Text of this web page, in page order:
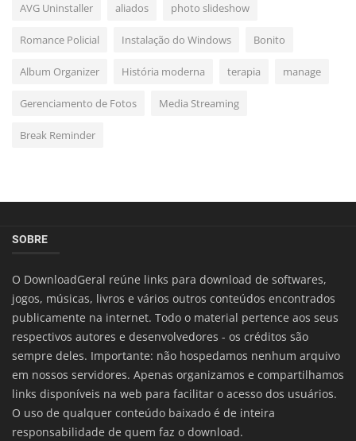
AVG Uninstaller aliados photo slideshow
Romance Policial Instalação do Windows Bonito
Album Organizer História moderna terapia manage
Gerenciamento de Fotos Media Streaming
Break Reminder
SOBRE
O DownloadGeral reúne links para download de softwares,
jogos, músicas, livros e vários outros conteúdos encontrados
publicamente na internet. Todo o material pertence aos seus
respectivos autores e desenvolvedores - os créditos são
sempre deles. Importante: não hospedamos nenhum arquivo
em nossos servidores. Apenas organizamos e compartilhamos
links disponíveis na web para facilitar o acesso dos usuários.
O uso de qualquer conteúdo baixado é de inteira
responsabilidade de quem faz o download.